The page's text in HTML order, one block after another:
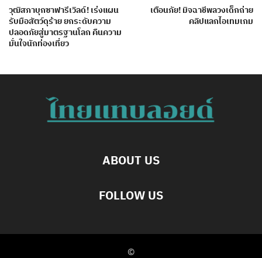
วุฒิสภาบุกซาฟารีเวิลด์! เร่งแผน
รับมือสัตว์ดุร้าย ยกระดับความ
ปลอดภัยสู่มาตรฐานโลก คืนความ
มั่นใจนักท่องเที่ยว
เตือนภัย! มิจฉาชีพลวงเด็กถ่าย
คลิปแลกไอเทมเกม
ABOUT US
FOLLOW US
©